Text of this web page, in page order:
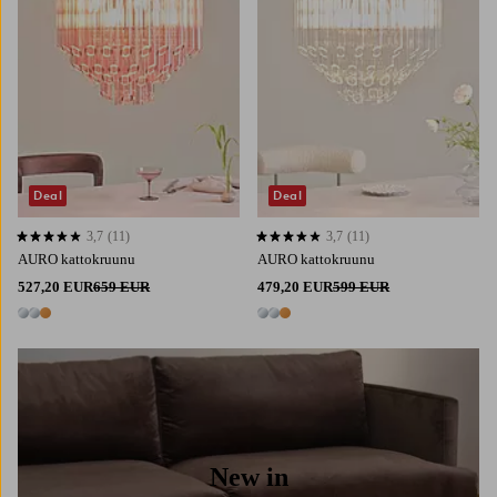
AURO kattokruunu
527,20 EUR659 EUR
3 värejä
3,7 perustuen 11 arvosanaan
3,7 (11)
Deal
AURO kattokruunu
479,20 EUR599 EUR
3 värejä
3,7 perustuen 11 arvosanaan
3,7 (11)
Deal
New in